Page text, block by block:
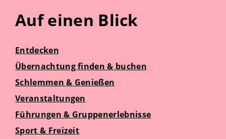
Auf einen Blick
Entdecken
Übernachtung finden & buchen
Schlemmen & Genießen
Veranstaltungen
Führungen & Gruppenerlebnisse
Sport & Freizeit